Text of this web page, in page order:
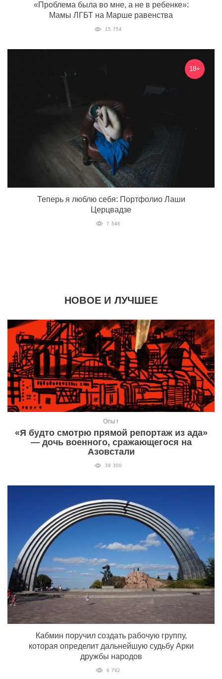
«Проблема была во мне, а не в ребенке»:
Мамы ЛГБТ на Марше равенства
15 754
18+
Теперь я люблю себя: Портфолио Лаши
Церцвадзе
7 546
НОВОЕ И ЛУЧШЕЕ
Опыт
«Я будто смотрю прямой репортаж из ада»
— дочь военного, сражающегося на
Азовстали
39 300
Кабмин поручил создать рабочую группу,
которая определит дальнейшую судьбу Арки
дружбы народов
9 792